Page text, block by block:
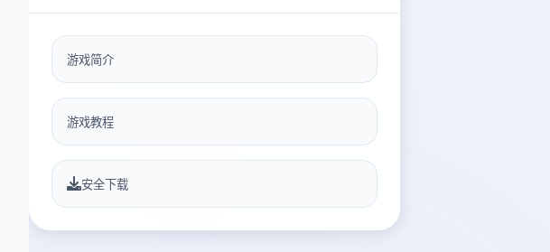
游戏简介
游戏教程
安全下载